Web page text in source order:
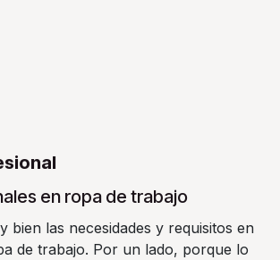
en ropa de trabajo
bien las necesidades y requisitos en
de trabajo. Por un lado, porque lo